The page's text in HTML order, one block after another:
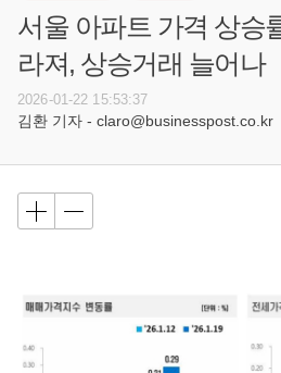
서울 아파트 가격 상승
라져, 상승거래 늘어나
2026-01-22 15:53:37
김환 기자 - claro@businesspost.co.kr